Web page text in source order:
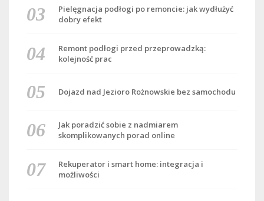
Pielęgnacja podłogi po remoncie: jak wydłużyć
dobry efekt
Remont podłogi przed przeprowadzką:
kolejność prac
Dojazd nad Jezioro Rożnowskie bez samochodu
Jak poradzić sobie z nadmiarem
skomplikowanych porad online
Rekuperator i smart home: integracja i
możliwości